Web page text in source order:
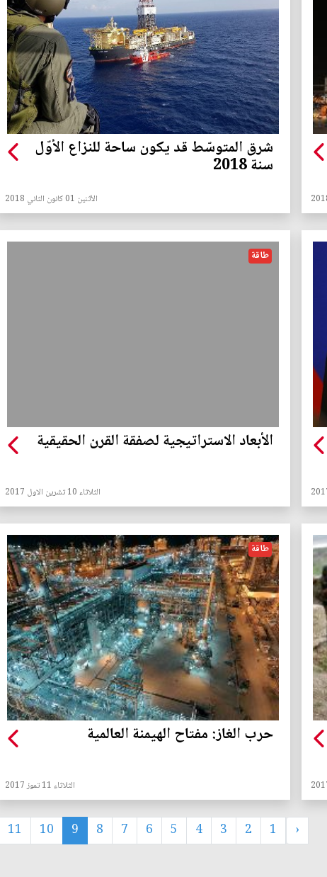
شرق المتوسّط قد يكون ساحة للنزاع الأوّل
سنة 2018
الأثنين 01 كانون الثاني 2018
طاقة
الأبعاد الاستراتيجية لصفقة القرن الحقيقية
الثلاثاء 10 تشرين الاول 2017
طاقة
حرب الغاز: مفتاح الهيمنة العالمية
الثلاثاء 11 تموز 2017
‹
1
2
3
4
5
6
7
8
9
10
11